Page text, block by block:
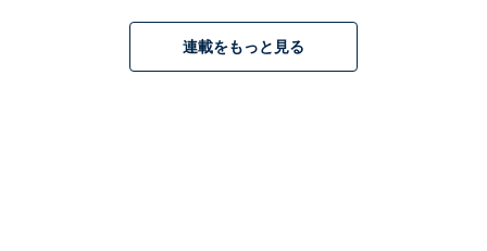
はないか」「今のグローバル社会で、“日本の常識やルー
ル”で子どもをがんじがらめにしてもいいのか」といった
連載をもっと見る